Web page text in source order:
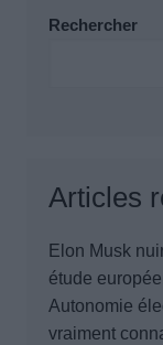
Rechercher
Articles
Elon Musk
étude
Autonomie
vraiment